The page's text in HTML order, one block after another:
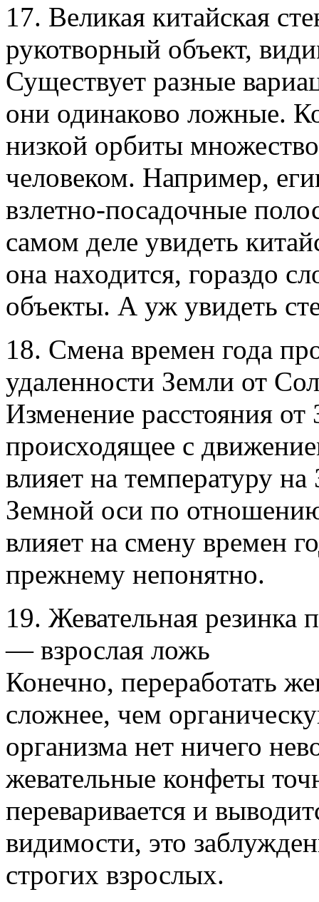
17. Великая китайская
рукотворный объект,
Существует разные
они одинаково ложные.
низкой орбиты
человеком. Например,
взлетно-посадочные
самом деле увидеть
она находится, гораздо
объекты. А уж увидеть
18. Смена времен года
удаленности Земли от
Изменение расстояния
происходящее с
влияет на температуру
Земной оси по
влияет на смену времен
прежнему непонятно.
19. Жевательная резинка
— взрослая ложь
Конечно, переработать
сложнее, чем
организма нет ничего
жевательные конфеты
переваривается и
видимости, это
строгих взрослых.